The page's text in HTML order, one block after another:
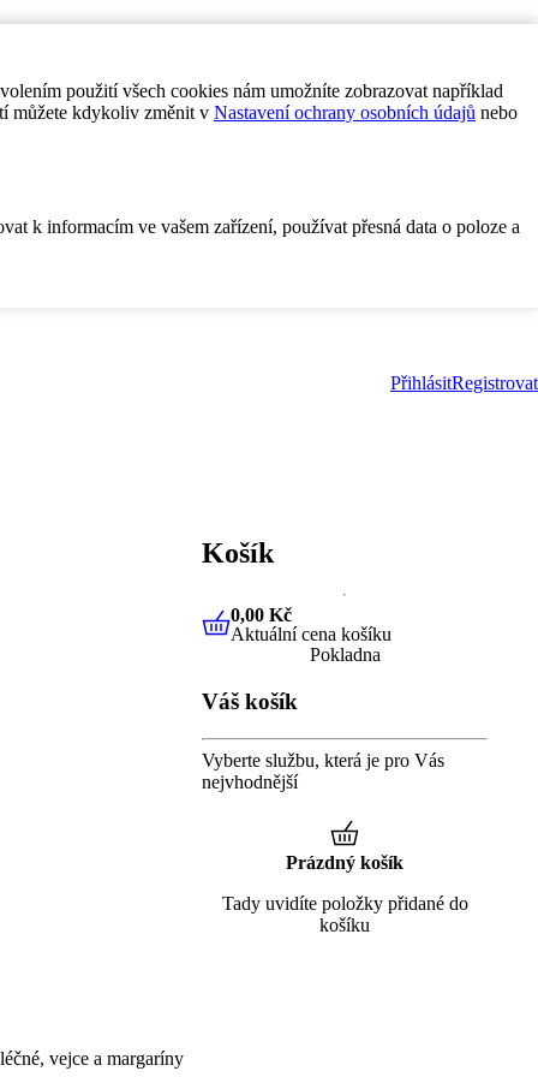
použití všech cookies nám umožníte zobrazovat například
můžete kdykoliv změnit v Nastavení ochrany osobních údajů nebo
k informacím ve vašem zařízení, používat přesná data o poloze a
PřihlásitRegistrovat
vejce a margaríny
Košík
0,00 KčAktuální cena košíku
0,00 Kč
Aktuální cena košíku
Pokladna
Váš košík
Vyberte službu, která je pro Vás
nejvhodnější
Prázdný košík
Tady uvidíte položky přidané do
košíku